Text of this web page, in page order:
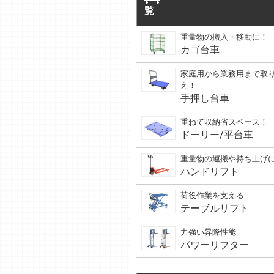
覧
重量物の搬入・移動に！
カゴ台車
家庭用から業務用まで取
え！
手押し台車
重ねて収納省スペース！
ドーリー/平台車
重量物の運搬や持ち上げ
ハンドリフト
荷役作業を支える
テーブルリフト
力強い昇降性能
パワーリフター